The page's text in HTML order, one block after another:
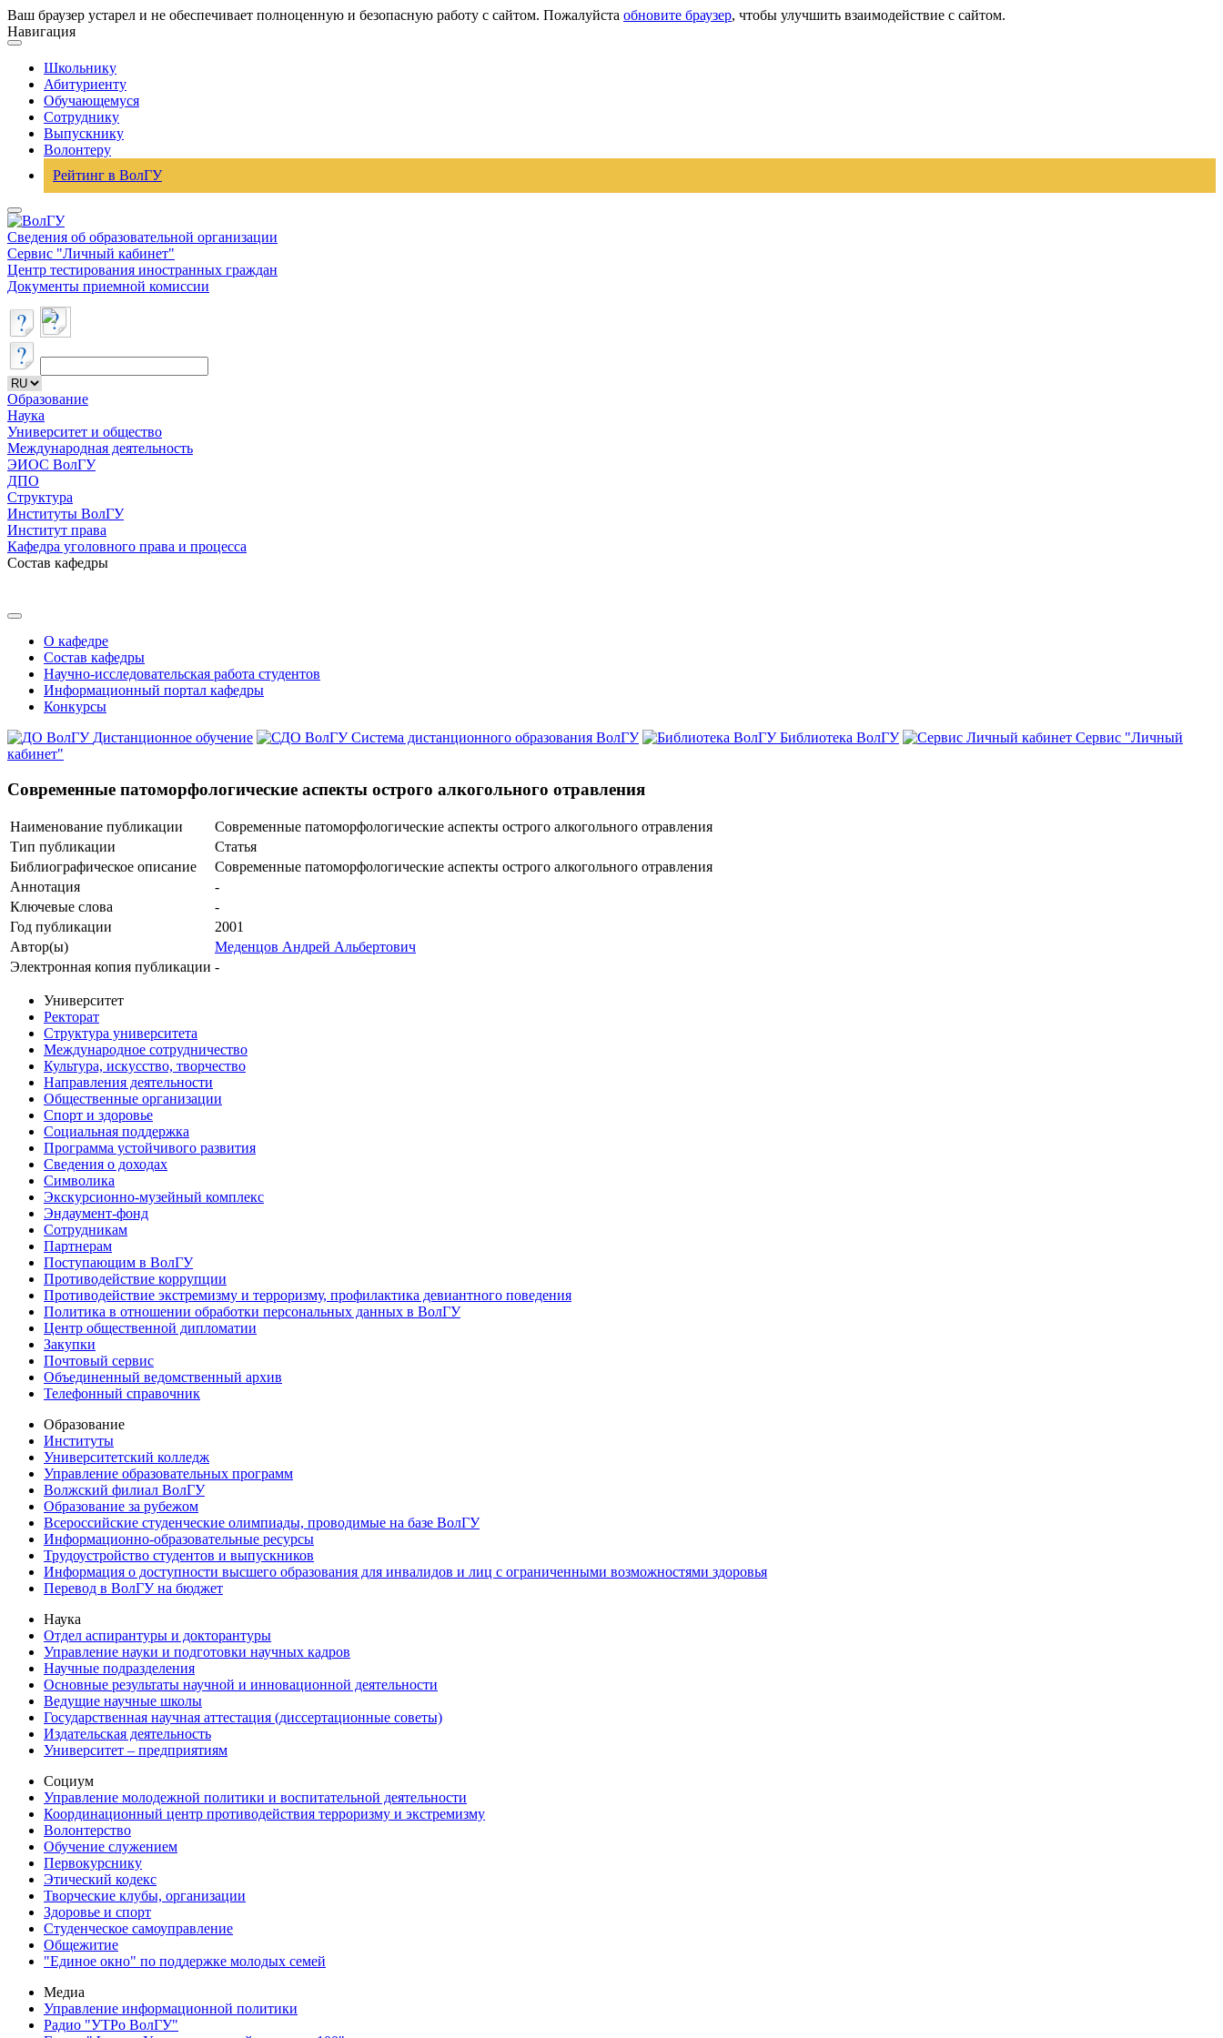
Ваш браузер устарел и не обеспечивает полноценную и безопасную работу с сайтом. Пожалуйста обновите браузер, чтобы улучшить взаимодействие с сайтом.
Навигация
Школьнику
Абитуриенту
Обучающемуся
Сотруднику
Выпускнику
Волонтеру
Рейтинг в ВолГУ
Сведения об образовательной организации
Сервис "Личный кабинет"
Центр тестирования иностранных граждан
Документы приемной комиссии
Образование
Наука
Университет и общество
Международная деятельность
ЭИОС ВолГУ
ДПО
Структура
Институты ВолГУ
Институт права
Кафедра уголовного права и процесса
Состав кафедры
О кафедре
Состав кафедры
Научно-исследовательская работа студентов
Информационный портал кафедры
Конкурсы
Дистанционное обучение
Система дистанционного образования ВолГУ Библиотека ВолГУ
Сервис "Личный
кабинет"
Современные патоморфологические аспекты острого алкогольного отравления
Наименование публикации
Современные патоморфологические аспекты острого алкогольного отравления
Тип публикации
Статья
Библиографическое описание
Современные патоморфологические аспекты острого алкогольного отравления
Аннотация
-
Ключевые cлова
-
Год публикации
2001
Автор(ы)
Меденцов Андрей Альбертович
Электронная копия публикации -
Университет
Ректорат
Структура университета
Международное сотрудничество
Культура, искусство, творчество
Направления деятельности
Общественные организации
Спорт и здоровье
Социальная поддержка
Программа устойчивого развития
Сведения о доходах
Символика
Экскурсионно-музейный комплекс
Эндаумент-фонд
Сотрудникам
Партнерам
Поступающим в ВолГУ
Противодействие коррупции
Противодействие экстремизму и терроризму, профилактика девиантного поведения
Политика в отношении обработки персональных данных в ВолГУ
Центр общественной дипломатии
Закупки
Почтовый сервис
Объединенный ведомственный архив
Телефонный справочник
Образование
Институты
Университетский колледж
Управление образовательных программ
Волжский филиал ВолГУ
Образование за рубежом
Всероссийские студенческие олимпиады, проводимые на базе ВолГУ
Информационно-образовательные ресурсы
Трудоустройство студентов и выпускников
Информация о доступности высшего образования для инвалидов и лиц с ограниченными возможностями здоровья
Перевод в ВолГУ на бюджет
Наука
Отдел аспирантуры и докторантуры
Управление науки и подготовки научных кадров
Научные подразделения
Основные результаты научной и инновационной деятельности
Ведущие научные школы
Государственная научная аттестация (диссертационные советы)
Издательская деятельность
Университет – предприятиям
Социум
Управление молодежной политики и воспитательной деятельности
Координационный центр противодействия терроризму и экстремизму
Волонтерство
Обучение служением
Первокурснику
Этический кодекс
Творческие клубы, организации
Здоровье и спорт
Студенческое самоуправление
Общежитие
"Единое окно" по поддержке молодых семей
Медиа
Управление информационной политики
Радио "УТРо ВолГУ"